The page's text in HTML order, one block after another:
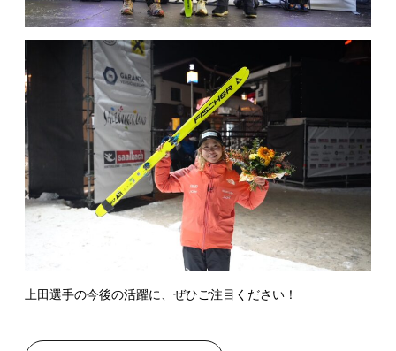
上田選手の今後の活躍に、ぜひご注目ください！